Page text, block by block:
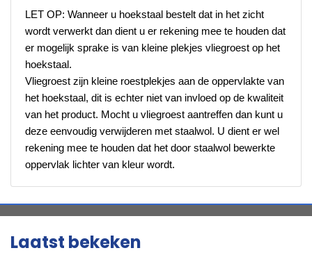
LET OP: Wanneer u hoekstaal bestelt dat in het zicht
wordt verwerkt dan dient u er rekening mee te houden dat
er mogelijk sprake is van kleine plekjes vliegroest op het
hoekstaal.
Vliegroest zijn kleine roestplekjes aan de oppervlakte van
het hoekstaal, dit is echter niet van invloed op de kwaliteit
van het product. Mocht u vliegroest aantreffen dan kunt u
deze eenvoudig verwijderen met staalwol. U dient er wel
rekening mee te houden dat het door staalwol bewerkte
oppervlak lichter van kleur wordt.
Laatst bekeken